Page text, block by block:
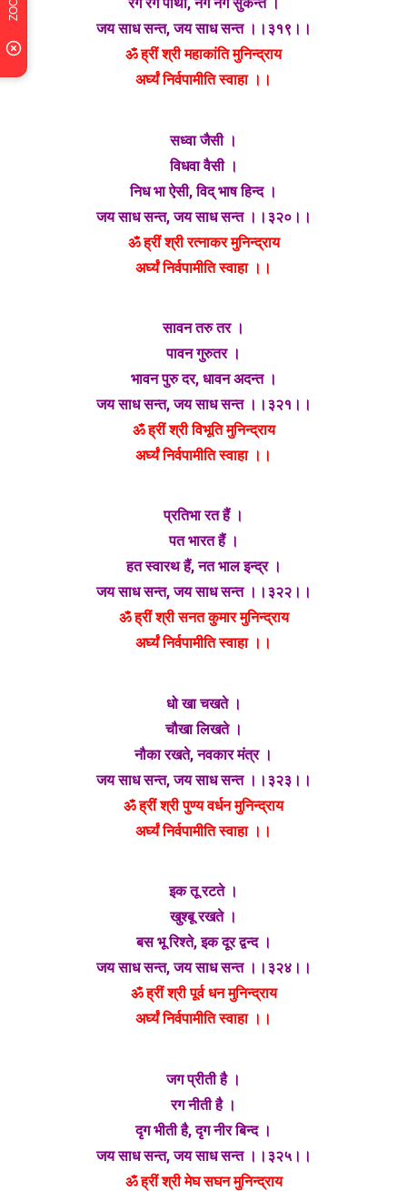
रग रग पोथी, नँग नँग सुकन्त ।
जय साध सन्त, जय साध सन्त ।।३१९।।
ॐ ह्रीं श्री महाकांति मुनिन्द्राय
अर्घ्यं निर्वपामीति स्वाहा ।।
सध्वा जैसी ।
विधवा वैसी ।
निध भा ऐसी, विद् भाष हिन्द ।
जय साध सन्त, जय साध सन्त ।।३२०।।
ॐ ह्रीं श्री रत्नाकर मुनिन्द्राय
अर्घ्यं निर्वपामीति स्वाहा ।।
सावन तरु तर ।
पावन गुरुतर ।
भावन पुरु दर, धावन अदन्त ।
जय साध सन्त, जय साध सन्त ।।३२१।।
ॐ ह्रीं श्री विभूति मुनिन्द्राय
अर्घ्यं निर्वपामीति स्वाहा ।।
प्रतिभा रत हैं ।
पत भारत हैं ।
हत स्वारथ हैं, नत भाल इन्द्र ।
जय साध सन्त, जय साध सन्त ।।३२२।।
ॐ ह्रीं श्री सनत कुमार मुनिन्द्राय
अर्घ्यं निर्वपामीति स्वाहा ।।
धो खा चखते ।
चौखा लिखते ।
नौका रखते, नवकार मंत्र ।
जय साध सन्त, जय साध सन्त ।।३२३।।
ॐ ह्रीं श्री पुण्य वर्धन मुनिन्द्राय
अर्घ्यं निर्वपामीति स्वाहा ।।
इक तू रटते ।
खुश्बू रखते ।
बस भू रिश्ते, इक दूर द्वन्द ।
जय साध सन्त, जय साध सन्त ।।३२४।।
ॐ ह्रीं श्री पूर्व धन मुनिन्द्राय
अर्घ्यं निर्वपामीति स्वाहा ।।
जग प्रीती है ।
रग नीती है ।
दृग भीती है, दृग नीर बिन्द ।
जय साध सन्त, जय साध सन्त ।।३२५।।
ॐ ह्रीं श्री मेघ सघन मुनिन्द्राय